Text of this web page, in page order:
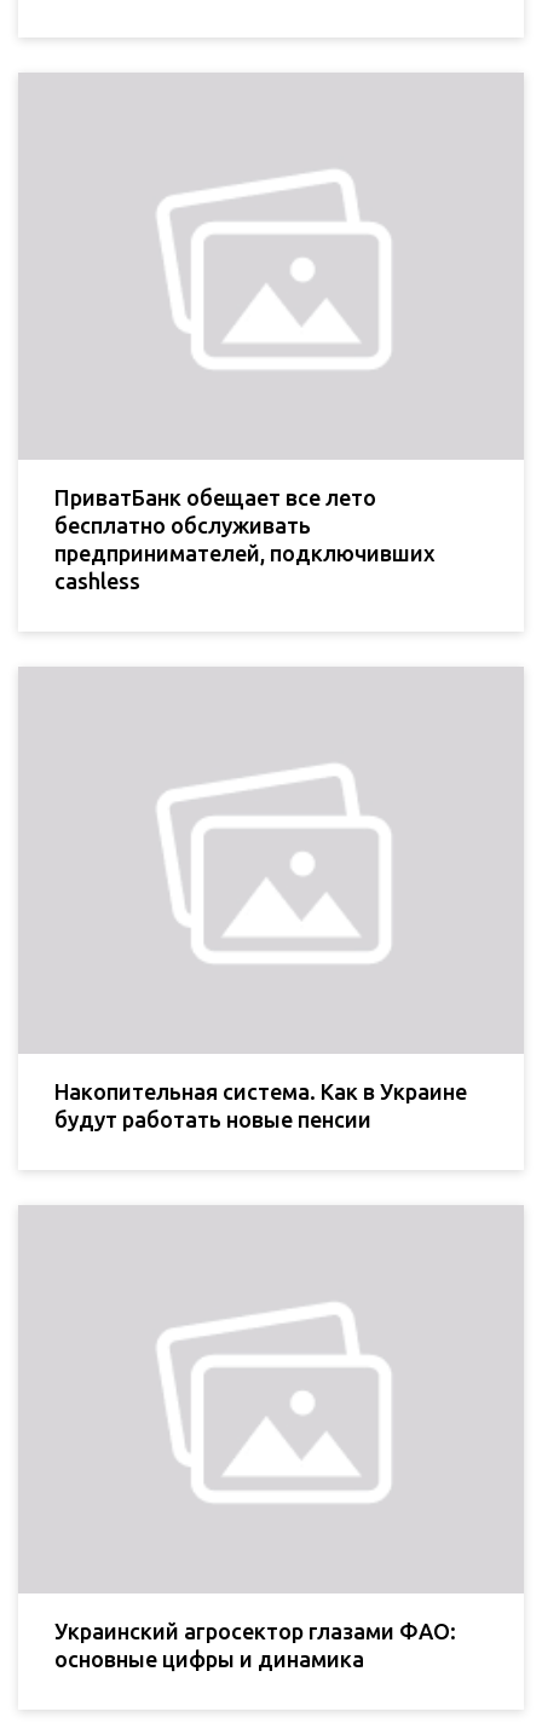
ПриватБанк обещает все лето
бесплатно обслуживать
предпринимателей, подключивших
cashless
Накопительная система. Как в Украине
будут работать новые пенсии
Украинский агросектор глазами ФАО:
основные цифры и динамика